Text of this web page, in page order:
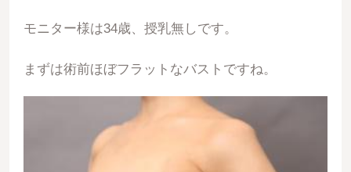
モニター様は34歳、授乳無しです。
まずは術前ほぼフラットなバストですね。